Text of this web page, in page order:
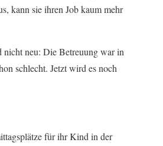
kann sie ihren Job kaum mehr
neu: Die Betreuung war in
schlecht. Jetzt wird es noch
für ihr Kind in der